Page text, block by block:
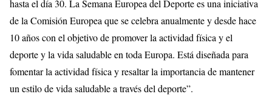
hasta el día 30. La Semana Europea del Deporte es una iniciativa
de la Comisión Europea que se celebra anualmente y desde hace
10 años con el objetivo de promover la actividad física y el
deporte y la vida saludable en toda Europa. Está diseñada para
fomentar la actividad física y resaltar la importancia de mantener
un estilo de vida saludable a través del deporte”.